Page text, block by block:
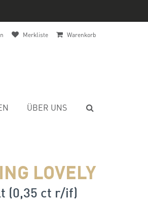
Merkliste Warenkorb
ÜBER UNS
LOVELY
(0,35 ct r/if)